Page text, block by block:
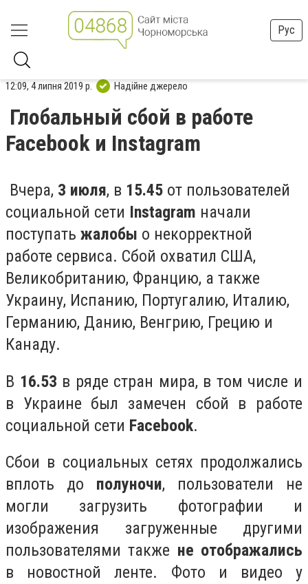
Рус
12:09, 4 липня 2019 р. Надійне джерело
Глобальный сбой в работе
Facebook и Instagram
Вчера, 3 июля, в 15.45 от пользователей
социальной сети Instagram начали
поступать жалобы о некорректной
работе сервиса. Сбой охватил США,
Великобританию, Францию, а также
Украину, Испанию, Португалию, Италию,
Германию, Данию, Венгрию, Грецию и
Канаду.
В 16.53 в ряде стран мира, в том числе и
в Украине был замечен сбой в работе
социальной сети Facebook.
Сбои в социальных сетях продолжались
вплоть до полуночи, пользователи не
могли загрузить фотографии и
изображения загруженные другими
пользователями также не отображались
в новостной ленте. Фото и видео у